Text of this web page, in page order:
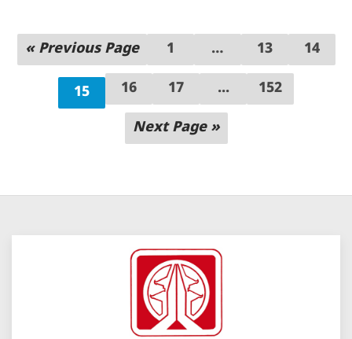
« Previous Page 1 … 13 14
15 16 17 ... 152
Next Page »